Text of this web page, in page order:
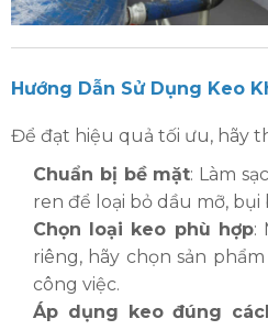
Hướng Dẫn Sử Dụng Keo
Để đạt hiệu quả tối ưu, hãy
Chuẩn bị bề mặt: Làm
ren để loại bỏ dầu mỡ,
Chọn loại keo phù hợp:
riêng, hãy chọn sản
công việc.
Áp dụng keo đúng